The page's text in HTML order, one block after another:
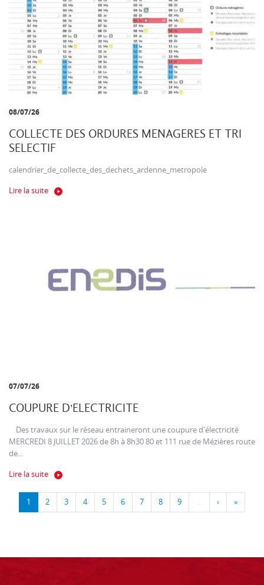
08/07/26
COLLECTE DES ORDURES MENAGERES ET TRI
SELECTIF
calendrier_de_collecte_des_dechets_ardenne_metropole
Lire la suite
07/07/26
COUPURE D'ELECTRICITE
Des travaux sur le réseau entraineront une coupure d'électricité
MERCREDI 8 JUILLET 2026 de 8h à 8h30 80 et 111 rue de Mézières route
de...
Lire la suite
1 2 3 4 5 6 7 8 9 … › »